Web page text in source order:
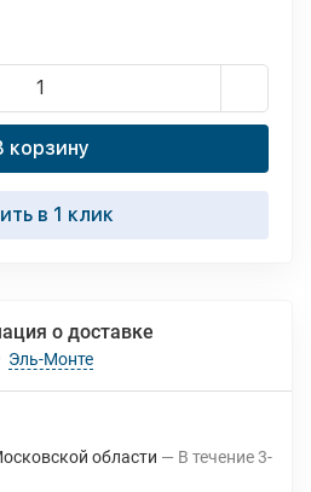
корзину
в 1 клик
о доставке
Эль-Монте
области В течение3-